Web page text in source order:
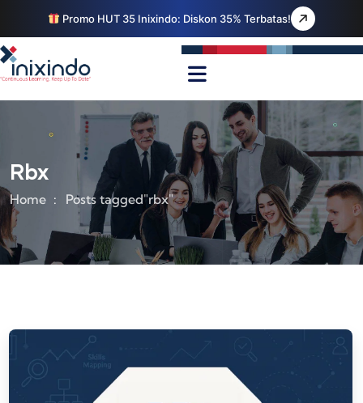
Promo HUT 35 Inixindo: Diskon 35% Terbatas!
Rbx
Home Posts tagged"rbx"